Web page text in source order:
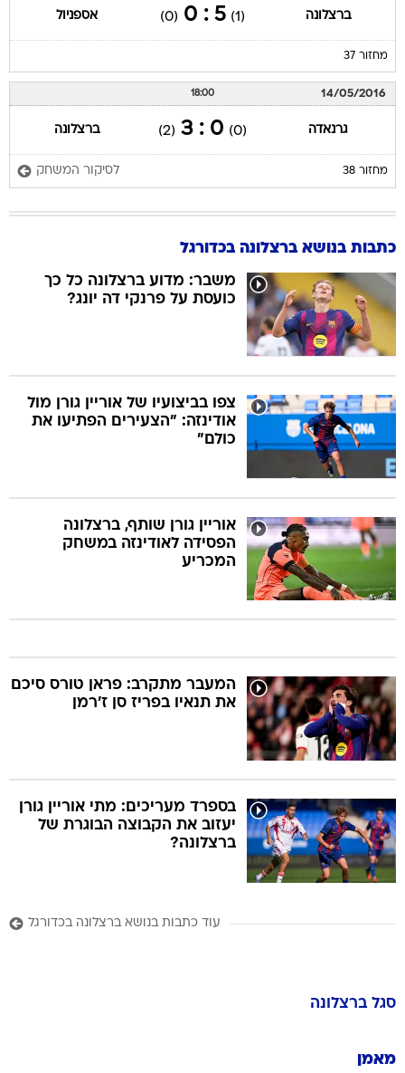
ברצלונה (1)
5 : 0
(0) אספניול
מחזור 37
14/05/2016
18:00
גרנאדה (0)
0 : 3
(2) ברצלונה
מחזור 38 לסיקור המשחק
כתבות בנושא ברצלונה בכדורגל
משבר: מדוע ברצלונה כל כך
כועסת על פרנקי דה יונג?
צפו בביצועיו של אוריין גורן מול
אודינזה: "הצעירים הפתיעו את
כולם"
אוריין גורן שותף, ברצלונה
הפסידה לאודינזה במשחק
המכריע
המעבר מתקרב: פראן טורס סיכם
את תנאיו בפריז סן ז'רמן
בספרד מעריכים: מתי אוריין גורן
יעזוב את הקבוצה הבוגרת של
ברצלונה?
עוד כתבות בנושא ברצלונה בכדורגל
סגל ברצלונה
מאמן